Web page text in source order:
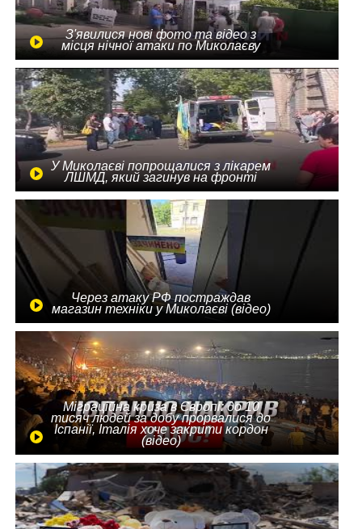
З'явилися нові фото та відео з
місця нічної атаки по Миколаєву
У Миколаєві попрощалися з лікарем
ЛШМД, який загинув на фронті
Через атаку РФ постраждав
магазин техніки у Миколаєві (відео)
Міграційна криза в Європі: до 10
тисяч людей за добу прорвалися до
Іспанії, Італія хоче закрити кордон
(відео)